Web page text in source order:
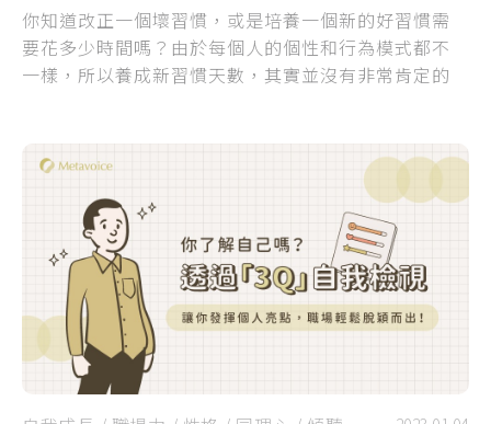
你知道改正一個壞習慣，或是培養一個新的好習慣需
要花多少時間嗎？由於每個人的個性和行為模式都不
一樣，所以養成新習慣天數，其實並沒有非常肯定的